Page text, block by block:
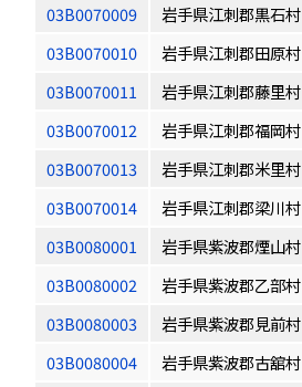
03B0070009
岩手県江刺郡黒石村
03B0070010
岩手県江刺郡田原村
03B0070011
岩手県江刺郡藤里村
03B0070012
岩手県江刺郡福岡村
03B0070013
岩手県江刺郡米里村
03B0070014
岩手県江刺郡梁川村
03B0080001
岩手県紫波郡煙山村
03B0080002
岩手県紫波郡乙部村
03B0080003
岩手県紫波郡見前村
03B0080004
岩手県紫波郡古舘村